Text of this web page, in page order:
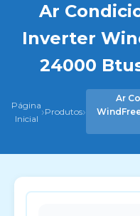
Ar
Inverter
24000
Página
Inicial ›Produtos›
Ar